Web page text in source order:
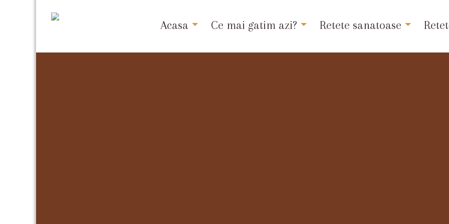
Acasa Ce mai gatim azi? Retete sanatoase